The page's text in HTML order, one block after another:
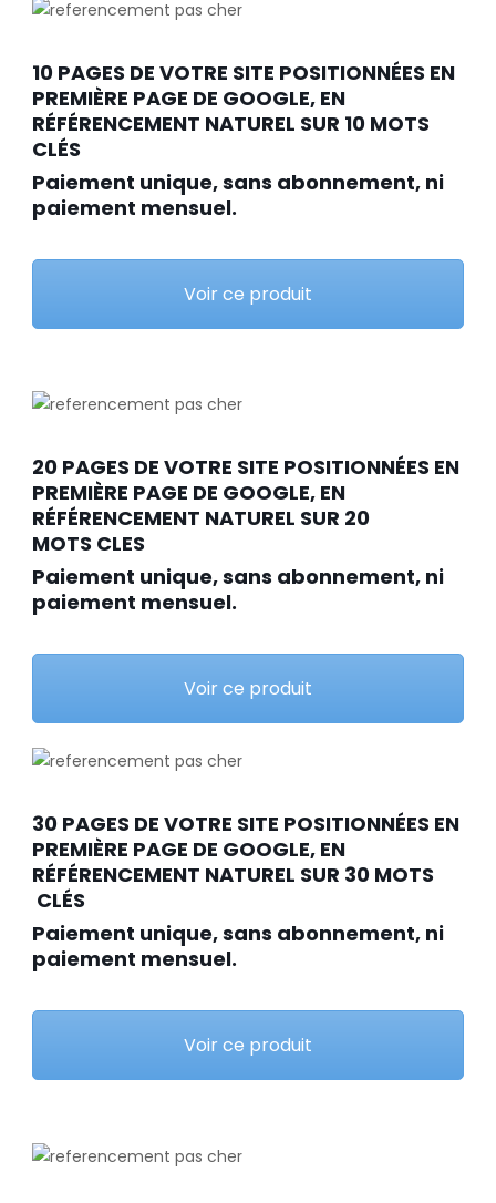
10 PAGES DE VOTRE SITE POSITIONNÉES EN
PREMIÈRE PAGE DE GOOGLE, EN
RÉFÉRENCEMENT NATUREL SUR 10 MOTS
CLÉS
Paiement unique, sans abonnement, ni
paiement mensuel.
Voir ce produit
20 PAGES DE VOTRE SITE POSITIONNÉES EN
PREMIÈRE PAGE DE GOOGLE, EN
RÉFÉRENCEMENT NATUREL SUR 20
MOTS CLES
Paiement unique, sans abonnement, ni
paiement mensuel.
Voir ce produit
30 PAGES DE VOTRE SITE POSITIONNÉES EN
PREMIÈRE PAGE DE GOOGLE, EN
RÉFÉRENCEMENT NATUREL SUR 30 MOTS
CLÉS
Paiement unique, sans abonnement, ni
paiement mensuel.
Voir ce produit